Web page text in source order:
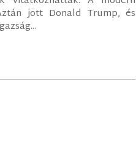
jött Donald Trump, és